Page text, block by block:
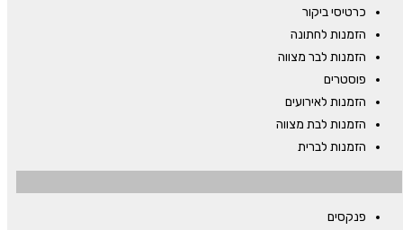
כרטיסי ביקור
הזמנות לחתונה
הזמנות לבר מצווה
פוסטרים
הזמנות לאירועים
הזמנות לבת מצווה
הזמנות לברית
פנקסים